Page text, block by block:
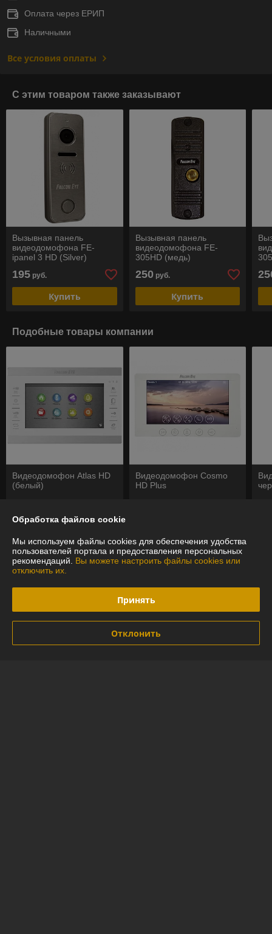
Оплата через ЕРИП
Наличными
Все условия оплаты
С этим товаром также заказывают
Вызывная панель
видеодомофона FE-
ipanel 3 HD (Silver)
195 руб.
Купить
Вызывная панель
видеодомофона FE-
305HD (медь)
250 руб.
Купить
Подобные товары компании
Видеодомофон Atlas HD
(белый)
Видеодомофон Cosmo
HD Plus
О нас
Менее 5 отзывов за последний год
г. Минск
Обработка файлов cookie
Мы используем файлы cookies для обеспечения удобства
пользователей портала и предоставления персональных
рекомендаций. Вы можете настроить файлы cookies или
отключить их.
Принять
Отклонить